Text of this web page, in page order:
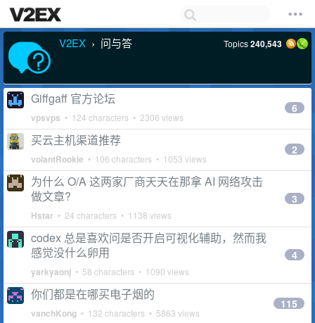
V2EX › 问与答 Topics240,543
Giffgaff 官方论坛
vpsvps • 124 characters • 2306 views
6
买云主机渠道推荐
volantRookie • 106 characters • 1053 views
2
为什么 O/A 这两家厂商天天在那拿 AI 网络攻击
做文章?
Hstar • 24 characters • 1138 views
3
codex 总是喜欢问是否开启可视化辅助，然而我
感觉没什么卵用
yarkyaonj • 58 characters • 1090 views
4
你们都是在哪买电子烟的
vanchKong • 132 characters • 5863 views
115